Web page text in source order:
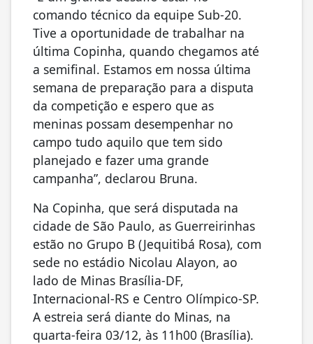
comando técnico da equipe Sub-20.
Tive a oportunidade de trabalhar na
última Copinha, quando chegamos até
a semifinal. Estamos em nossa última
semana de preparação para a disputa
da competição e espero que as
meninas possam desempenhar no
campo tudo aquilo que tem sido
planejado e fazer uma grande
campanha”, declarou Bruna.
Na Copinha, que será disputada na
cidade de São Paulo, as Guerreirinhas
estão no Grupo B (Jequitibá Rosa), com
sede no estádio Nicolau Alayon, ao
lado de Minas Brasília-DF,
Internacional-RS e Centro Olímpico-SP.
A estreia será diante do Minas, na
quarta-feira 03/12, às 11h00 (Brasília).